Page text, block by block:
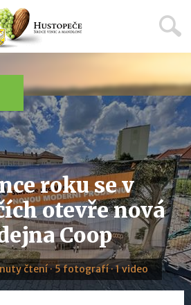
roku se v
otevře nová
Coop
čtení · 5 fotografí · 1 video